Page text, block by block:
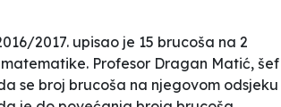
2017. upisao je 15 brucoša na 2
Profesor Dragan Matić, šef
se broj brucoša na njegovom odsjeku